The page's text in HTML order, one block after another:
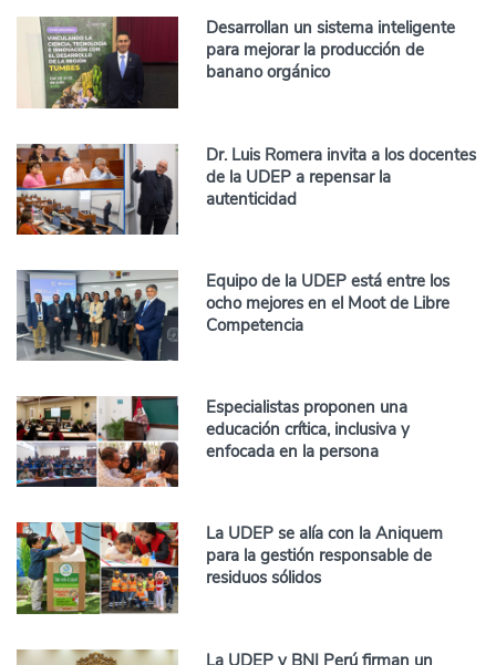
Desarrollan un sistema inteligente
para mejorar la producción de
banano orgánico
Dr. Luis Romera invita a los docentes
de la UDEP a repensar la
autenticidad
Equipo de la UDEP está entre los
ocho mejores en el Moot de Libre
Competencia
Especialistas proponen una
educación crítica, inclusiva y
enfocada en la persona
La UDEP se alía con la Aniquem
para la gestión responsable de
residuos sólidos
La UDEP y BNI Perú firman un